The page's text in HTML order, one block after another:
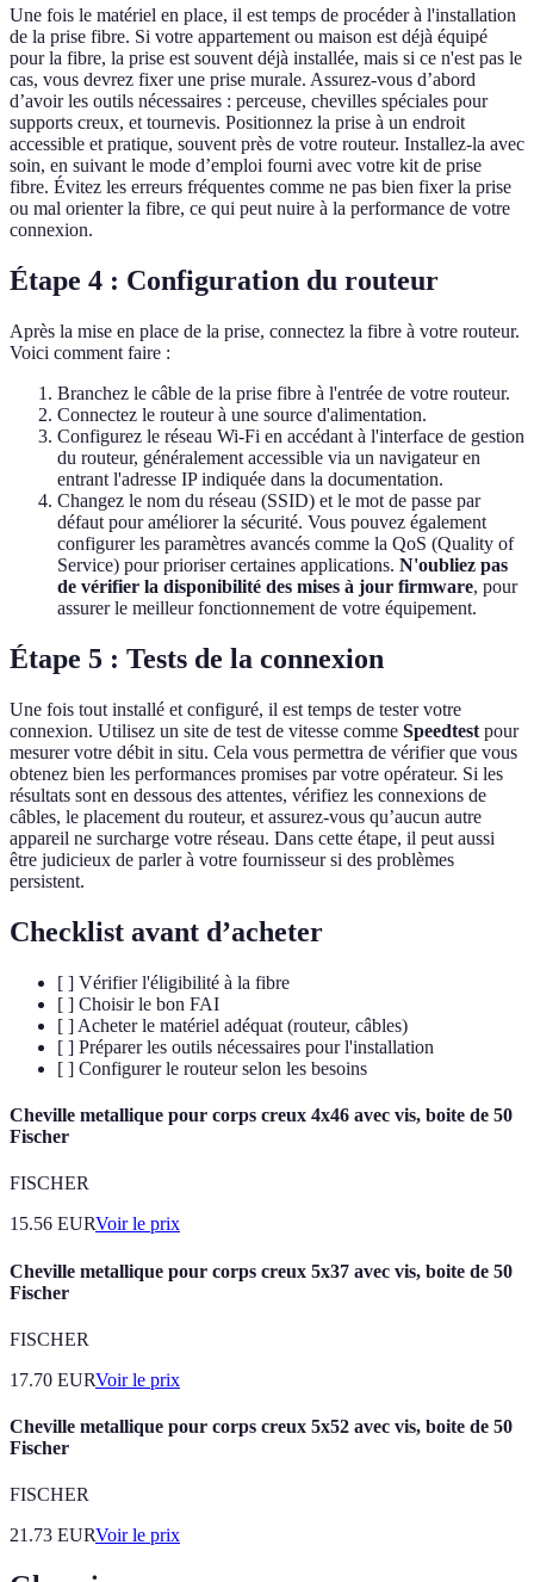
Une fois le matériel en place, il est temps de procéder à l'installation
de la prise fibre. Si votre appartement ou maison est déjà équipé
pour la fibre, la prise est souvent déjà installée, mais si ce n'est pas le
cas, vous devrez fixer une prise murale. Assurez-vous d’abord
d’avoir les outils nécessaires : perceuse, chevilles spéciales pour
supports creux, et tournevis. Positionnez la prise à un endroit
accessible et pratique, souvent près de votre routeur. Installez-la avec
soin, en suivant le mode d’emploi fourni avec votre kit de prise
fibre. Évitez les erreurs fréquentes comme ne pas bien fixer la prise
ou mal orienter la fibre, ce qui peut nuire à la performance de votre
connexion.
Étape 4 : Configuration du routeur
Après la mise en place de la prise, connectez la fibre à votre routeur.
Voici comment faire :
Branchez le câble de la prise fibre à l'entrée de votre routeur.
Connectez le routeur à une source d'alimentation.
Configurez le réseau Wi-Fi en accédant à l'interface de gestion
du routeur, généralement accessible via un navigateur en
entrant l'adresse IP indiquée dans la documentation.
Changez le nom du réseau (SSID) et le mot de passe par
défaut pour améliorer la sécurité. Vous pouvez également
configurer les paramètres avancés comme la QoS (Quality of
Service) pour prioriser certaines applications. N'oubliez pas
de vérifier la disponibilité des mises à jour firmware, pour
assurer le meilleur fonctionnement de votre équipement.
Étape 5 : Tests de la connexion
Une fois tout installé et configuré, il est temps de tester votre
connexion. Utilisez un site de test de vitesse comme Speedtest pour
mesurer votre débit in situ. Cela vous permettra de vérifier que vous
obtenez bien les performances promises par votre opérateur. Si les
résultats sont en dessous des attentes, vérifiez les connexions de
câbles, le placement du routeur, et assurez-vous qu’aucun autre
appareil ne surcharge votre réseau. Dans cette étape, il peut aussi
être judicieux de parler à votre fournisseur si des problèmes
persistent.
Checklist avant d’acheter
[ ] Vérifier l'éligibilité à la fibre
[ ] Choisir le bon FAI
[ ] Acheter le matériel adéquat (routeur, câbles)
[ ] Préparer les outils nécessaires pour l'installation
[ ] Configurer le routeur selon les besoins
Cheville metallique pour corps creux 4x46 avec vis, boite de 50
Fischer
FISCHER
15.56 EURVoir le prix
Cheville metallique pour corps creux 5x37 avec vis, boite de 50
Fischer
FISCHER
17.70 EURVoir le prix
Cheville metallique pour corps creux 5x52 avec vis, boite de 50
Fischer
FISCHER
21.73 EURVoir le prix